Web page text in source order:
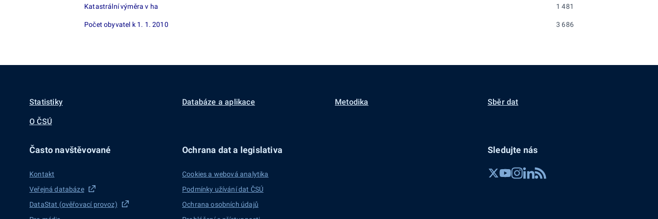
Katastrální výměra v ha 1 481
Počet obyvatel k 1. 1. 2010 3 686
Statistiky Databáze a aplikace Metodika Sběr dat
O ČSÚ
Často navštěvované
Kontakt
Veřejná databáze
DataStat (ověřovací provoz)
Ochrana dat a legislativa
Cookies a webová analytika
Podmínky užívání dat ČSÚ
Ochrana osobních údajů
Sledujte nás